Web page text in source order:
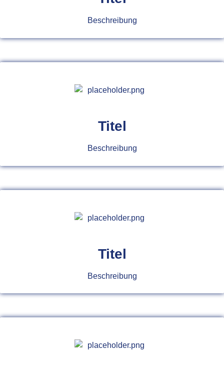
Beschreibung
Titel
Beschreibung
Titel
Beschreibung